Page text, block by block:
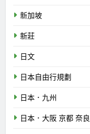
新加坡
新莊
日文
日本自由行規劃
日本．九州
日本．大阪 京都 奈良